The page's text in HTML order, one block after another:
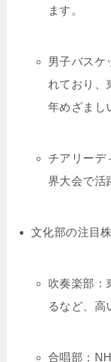
ます。
男子バスケ
れており、
年めざまし
チアリーデ
界大会で活
文化部の注目株
吹奏楽部：
るなど、高
合唱部：